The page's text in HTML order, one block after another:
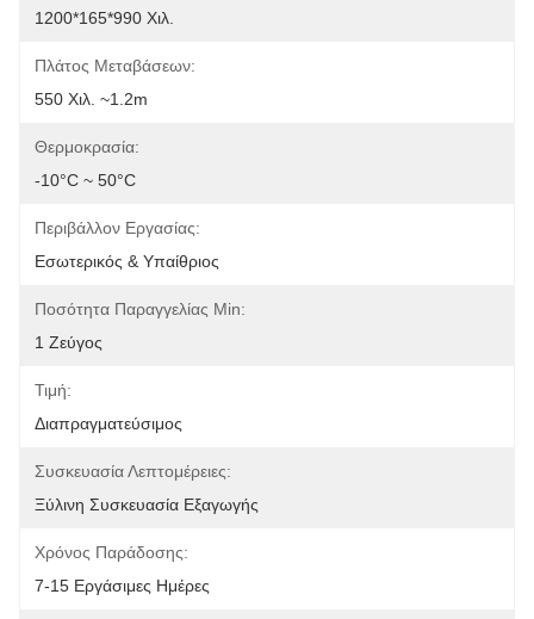
1200*165*990 Χιλ.
Πλάτος Μεταβάσεων:
550 Χιλ. ~1.2m
Θερμοκρασία:
-10°C ~ 50°C
Περιβάλλον Εργασίας:
Εσωτερικός & Υπαίθριος
Ποσότητα Παραγγελίας Min:
1 Ζεύγος
Τιμή:
Διαπραγματεύσιμος
Συσκευασία Λεπτομέρειες:
Ξύλινη Συσκευασία Εξαγωγής
Χρόνος Παράδοσης:
7-15 Εργάσιμες Ημέρες